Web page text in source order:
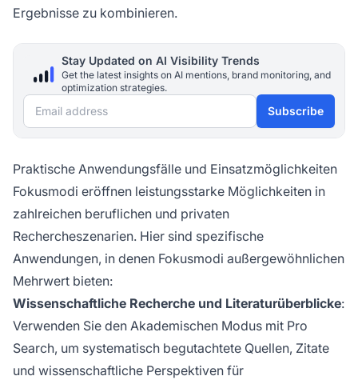
Ergebnisse zu kombinieren.
Stay Updated on AI Visibility Trends
Get the latest insights on AI mentions, brand monitoring, and
optimization strategies.
Email address Subscribe
Praktische Anwendungsfälle und Einsatzmöglichkeiten
Fokusmodi eröffnen leistungsstarke Möglichkeiten in
zahlreichen beruflichen und privaten
Rechercheszenarien. Hier sind spezifische
Anwendungen, in denen Fokusmodi außergewöhnlichen
Mehrwert bieten:
Wissenschaftliche Recherche und Literaturüberblicke:
Verwenden Sie den Akademischen Modus mit Pro
Search, um systematisch begutachtete Quellen, Zitate
und wissenschaftliche Perspektiven für